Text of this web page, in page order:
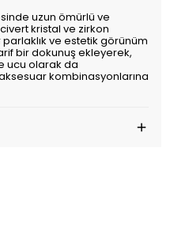
uzun ömürlü ve
kristal ve zirkon
ve estetik görünüm
bir dokunuş ekleyerek,
ucu olarak da
kombinasyonlarına